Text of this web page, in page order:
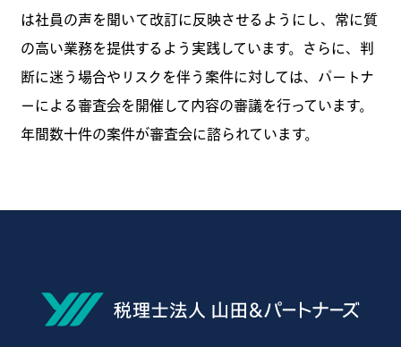
は社員の声を聞いて改訂に反映させるようにし、常に質
の高い業務を提供するよう実践しています。さらに、判
断に迷う場合やリスクを伴う案件に対しては、パートナ
ーによる審査会を開催して内容の審議を行っています。
年間数十件の案件が審査会に諮られています。